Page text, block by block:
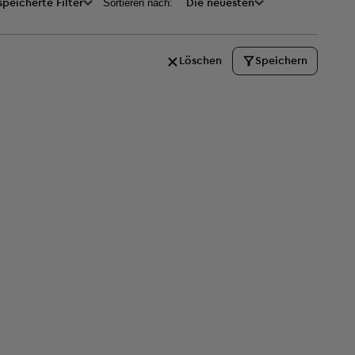
Filter Sortieren nach: Die neuesten
Löschen Speichern